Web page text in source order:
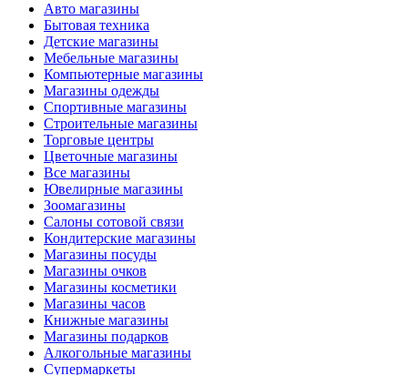
Авто магазины
Бытовая техника
Детские магазины
Мебельные магазины
Компьютерные магазины
Магазины одежды
Спортивные магазины
Строительные магазины
Торговые центры
Цветочные магазины
Все магазины
Ювелирные магазины
Зоомагазины
Салоны сотовой связи
Кондитерские магазины
Магазины посуды
Магазины очков
Магазины косметики
Магазины часов
Книжные магазины
Магазины подарков
Алкогольные магазины
Супермаркеты